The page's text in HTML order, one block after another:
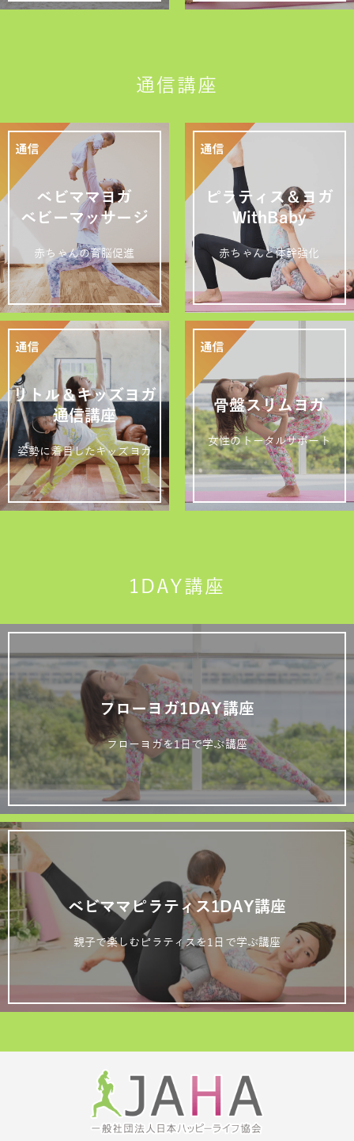
通信講座
ベビママヨガ
ベビーマッサージ
赤ちゃんの育脳促進
ピラティス＆ヨガ
WithBaby
赤ちゃんと体幹強化
リトル＆キッズヨガ
通信講座
姿勢に着目したキッズヨガ
骨盤スリムヨガ
女性のトータルサポート
1DAY講座
フローヨガ1DAY講座
フローヨガを1日で学ぶ講座
ベビママピラティス1DAY講座
親子で楽しむピラティスを1日で学ぶ講座